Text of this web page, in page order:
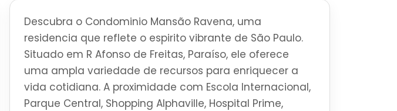
Descubra o Condominio Mansão Ravena, uma
residencia que reflete o espirito vibrante de São Paulo.
Situado em R Afonso de Freitas, Paraíso, ele oferece
uma ampla variedade de recursos para enriquecer a
vida cotidiana. A proximidade com Escola Internacional,
Parque Central, Shopping Alphaville, Hospital Prime,